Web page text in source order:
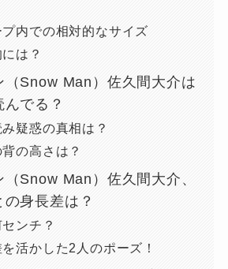
プ内での相対的なサイズ
は？
（Snow Man）佐久間大介は
でる？
疑惑の真相は？
の高さは？
（Snow Man）佐久間大介、
の身長差は？
ンチ？
活かした2人のポーズ！